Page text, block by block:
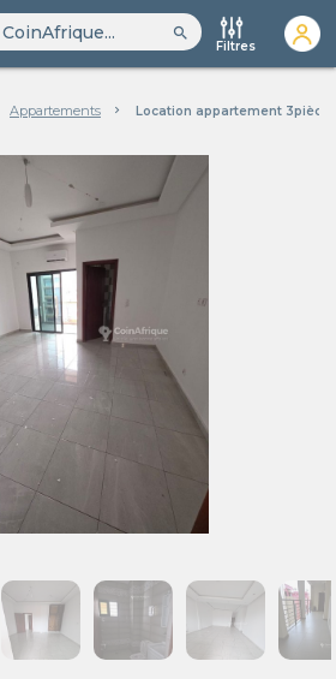
search
Filtres
Appartements Location appartement